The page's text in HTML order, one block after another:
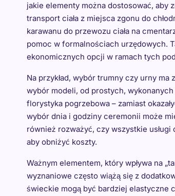
jakie elementy można dostosować, aby
transport ciała z miejsca zgonu do
karawanu do przewozu ciała na
pomoc w formalnościach urzędowych.
ekonomicznych opcji w ramach tych
Na przykład, wybór trumny czy urny
wybór modeli, od prostych,
florystyka pogrzebowa – zamiast
wybór dnia i godziny ceremonii może
również rozważyć, czy wszystkie
aby obniżyć koszty.
Ważnym elementem, który wpływa na
wyznaniowe często wiążą się z
świeckie mogą być bardziej elastyczne